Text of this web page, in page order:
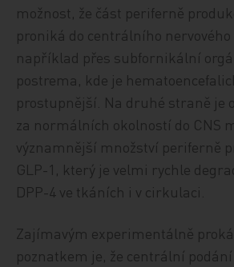
možnost, že část periferně
proniká do centrálního
například přes subfornikální
postrema, kde je
prostupnější. Na druhé straně je
za normálních okolností do CNS
významnější množství periferně
GLP-1, který je velmi rychle
DPP-4 ve tkáních i v cirkulaci.
Zajímavým experimentálně
poznatkem je, že centrální podání